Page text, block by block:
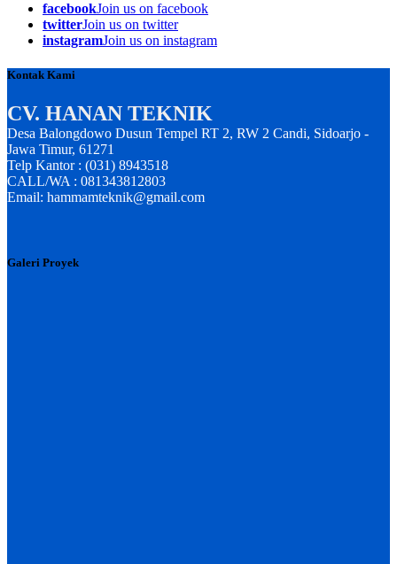
facebookJoin us on facebook
twitterJoin us on twitter
instagramJoin us on instagram
Kontak Kami
CV. HANAN TEKNIK
Desa Balongdowo Dusun Tempel RT 2, RW 2 Candi, Sidoarjo -
Jawa Timur, 61271
Telp Kantor : (031) 8943518
CALL/WA : 081343812803
Email: hammamteknik@gmail.com
Galeri Proyek